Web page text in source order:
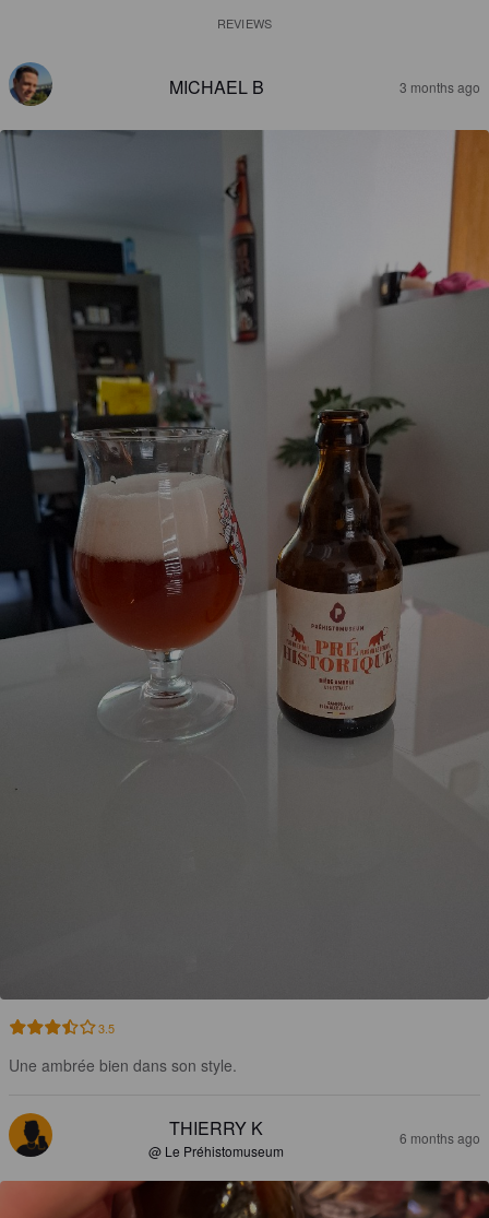
REVIEWS
MICHAEL B 3 months ago
3.5
Une ambrée bien dans son style.
THIERRY K
@ Le Préhistomuseum
6 months ago